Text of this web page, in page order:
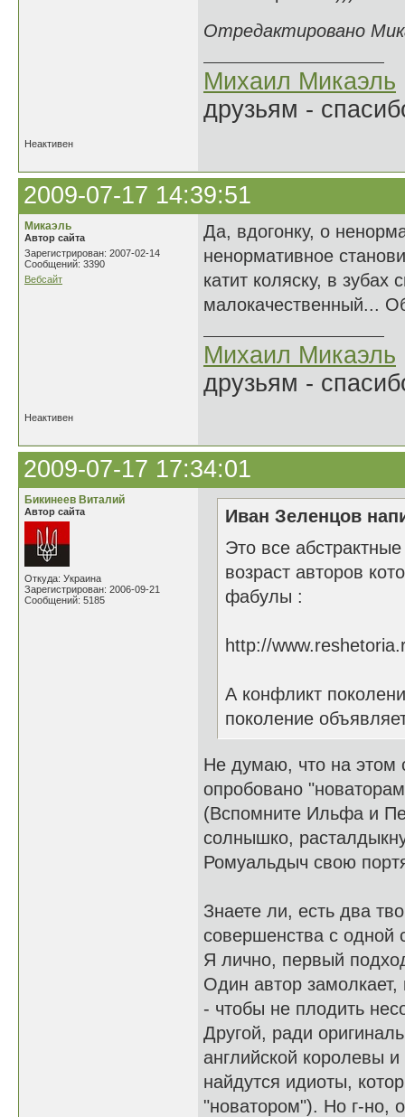
Отредактировано
Михаил Микаэль
друзьям -
Неактивен
2009-07-17 14:39:51
Микаэль
Автор сайта
Зарегистрирован: 2007-02-14
Сообщений: 3390
Вебсайт
Да, вдогонку, о
ненормативное
катит коляску, в зубах
малокачественный...
Михаил Микаэль
друзьям -
Неактивен
2009-07-17 17:34:01
Бикинеев Виталий
Автор сайта
Откуда: Украина
Зарегистрирован: 2006-09-21
Сообщений: 5185
Иван Зеленцов
Это все
возраст авторов
фабулы :
http://
А конфликт
поколение
Не думаю, что на этом
опробовано
(Вспомните Ильфа и
солнышко,
Ромуальдыч свою
Знаете ли, есть два
совершенства с одной
Я лично, первый
Один автор замолкает,
- чтобы не плодить
Другой, ради
английской королевы
найдутся идиоты,
"новатором"). Но г-но,